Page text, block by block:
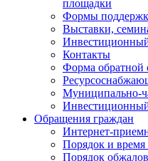
площадки
Формы
Выставки,
Инвестиционный
Контакты
Форма обратной
Муниципально-
Обращения граждан
Интернет-
Порядок и время
Порядок